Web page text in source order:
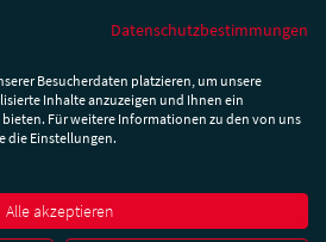
Datenschutzbestimmungen
Besucherdaten platzieren, um unsere
Inhalte anzuzeigen und Ihnen ein
Für weitere Informationen zu den von uns
die Einstellungen.
Alle akzeptieren